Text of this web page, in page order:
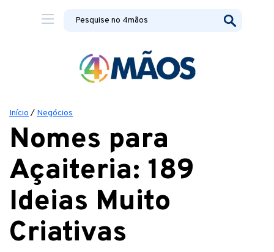
Início / Negócios
Nomes para
Açaiteria: 189
Ideias Muito
Criativas